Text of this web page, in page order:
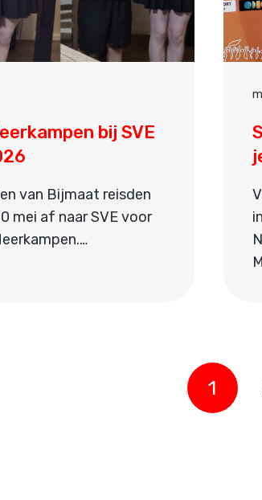
bij SVE
van Bijmaat reisden
mei af naar SVE voor
1